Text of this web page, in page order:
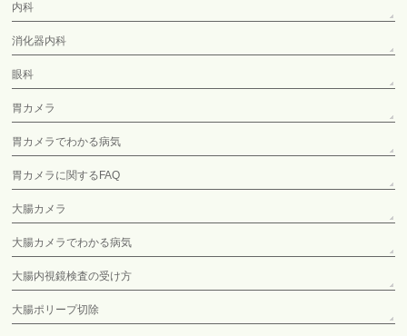
内科
消化器内科
眼科
胃カメラ
胃カメラでわかる病気
胃カメラに関するFAQ
大腸カメラ
大腸カメラでわかる病気
大腸内視鏡検査の受け方
大腸ポリープ切除